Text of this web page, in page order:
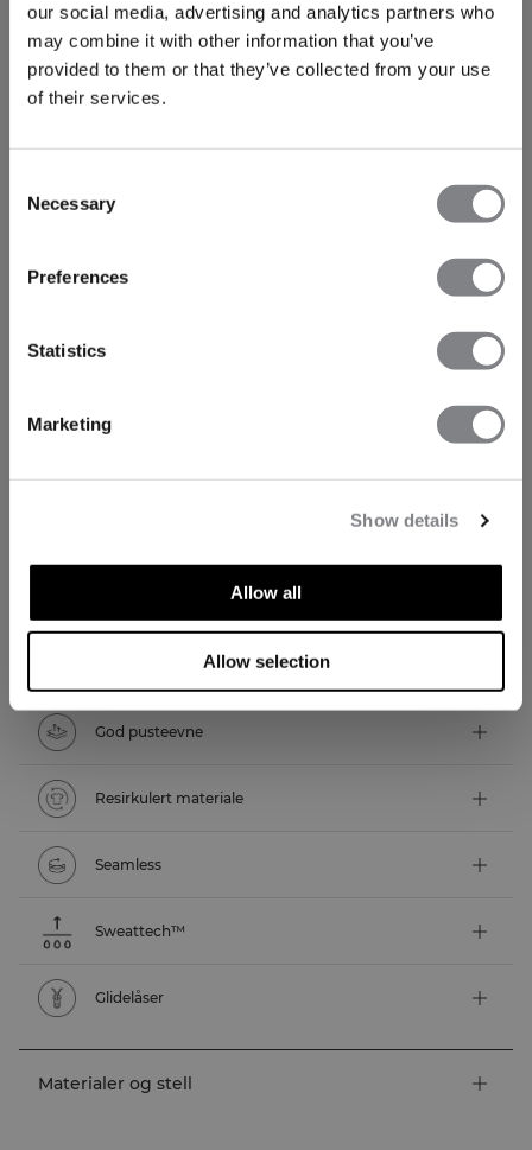
our social media, advertising and analytics partners who
may combine it with other information that you’ve
provided to them or that they’ve collected from your use
of their services.
Selection
Necessary
Preferences
Statistics
Marketing
Show details
Allow all
Allow selection
TEKNISKE EGENSKAPER
Tekniske funksjoner
God pusteevne
Resirkulert materiale
Seamless
Sweattech™
Glidelåser
Materialer og stell